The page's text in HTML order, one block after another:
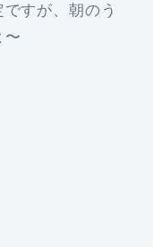
すが、朝のう
〜